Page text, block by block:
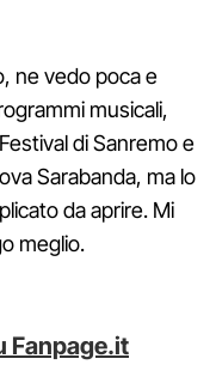
ne vedo poca e
musicali,
di Sanremo e
Sarabanda, ma lo
da aprire. Mi
meglio.
Fanpage.it